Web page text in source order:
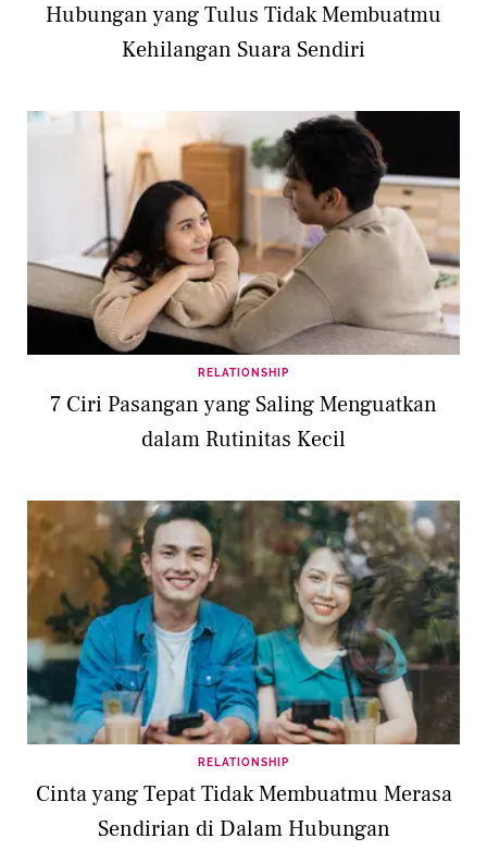
Hubungan yang Tulus Tidak Membuatmu
Kehilangan Suara Sendiri
RELATIONSHIP
7 Ciri Pasangan yang Saling Menguatkan
dalam Rutinitas Kecil
RELATIONSHIP
Cinta yang Tepat Tidak Membuatmu Merasa
Sendirian di Dalam Hubungan